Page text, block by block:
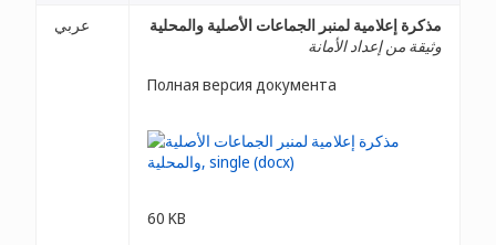
عربي
مذكرة إعلامية لمنبر الجماعات الأصلية والمحلية
وثيقة من إعداد الأمانة
Полная версия документа
60 KB